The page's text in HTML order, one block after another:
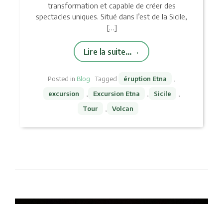
transformation et capable de créer des
spectacles uniques. Situé dans l’est de la Sicile,
[…]
Lire la suite…
Posted in Blog Tagged éruption Etna
excursion
Excursion Etna Sicile
Tour
Volcan